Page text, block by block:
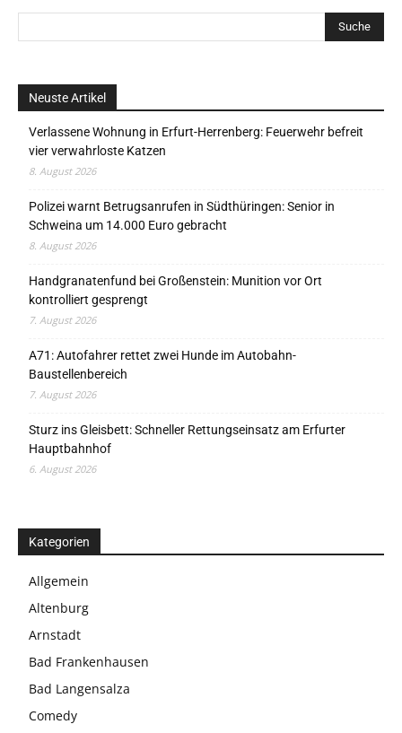
Neuste Artikel
Verlassene Wohnung in Erfurt-Herrenberg: Feuerwehr befreit
vier verwahrloste Katzen
8. August 2026
Polizei warnt Betrugsanrufen in Südthüringen: Senior in
Schweina um 14.000 Euro gebracht
8. August 2026
Handgranatenfund bei Großenstein: Munition vor Ort
kontrolliert gesprengt
7. August 2026
A71: Autofahrer rettet zwei Hunde im Autobahn-
Baustellenbereich
7. August 2026
Sturz ins Gleisbett: Schneller Rettungseinsatz am Erfurter
Hauptbahnhof
6. August 2026
Kategorien
Allgemein
Altenburg
Arnstadt
Bad Frankenhausen
Bad Langensalza
Comedy